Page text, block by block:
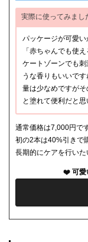
実際に使ってみまし
パッケージが可愛い
「赤ちゃんでも使
ケートゾーンでも
うな香りもいいです
量は少なめですが
と塗れて便利だと思
通常価格は7,000円で
初の2本は40%引きで
長期的にケアを行いた
可愛